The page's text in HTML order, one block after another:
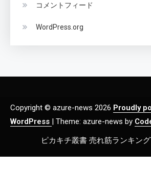
コメントフィード
WordPress.org
Copyright © azure-news 2026 Proudly
WordPress | Theme: azure-news by
ピカキチ叢書 売れ筋ランキン